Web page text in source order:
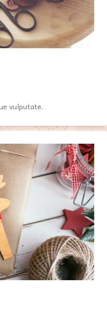
vulputate.